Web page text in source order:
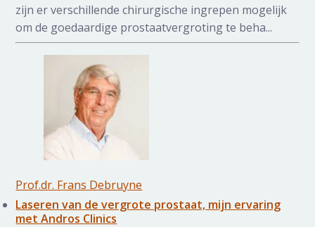
zijn er verschillende chirurgische ingrepen mogelijk
om de goedaardige prostaatvergroting te beha...
Prof.dr. Frans Debruyne
Laseren van de vergrote prostaat, mijn ervaring
met Andros Clinics